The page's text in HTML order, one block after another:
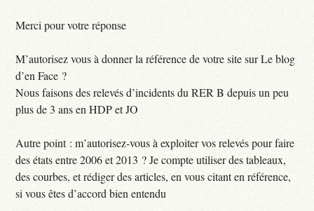
Merci pour votre réponse
M’autorisez vous à donner la référence de votre site sur Le blog
d’en Face ?
Nous faisons des relevés d’incidents du RER B depuis un peu
plus de 3 ans en HDP et JO
Autre point : m’autorisez-vous à exploiter vos relevés pour faire
des états entre 2006 et 2013 ? Je compte utiliser des tableaux,
des courbes, et rédiger des articles, en vous citant en référence,
si vous êtes d’accord bien entendu